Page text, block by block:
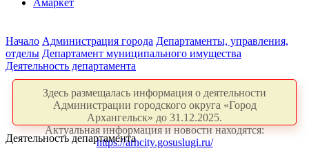
Амаркет
Начало Администрация города Департаменты, управления,
отделы Департамент муниципального имущества
Деятельность департамента
Здесь размещалась информация о деятельности
Администрации городского округа «Город
Архангельск» до 31.12.2025.
Актуальная информация и новости находятся:
https://arhcity.gosuslugi.ru/
Деятельность департамента